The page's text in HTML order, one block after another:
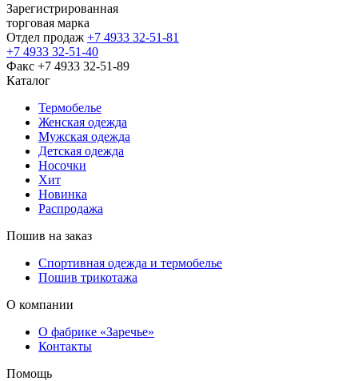
Зарегистрированная
торговая марка
Отдел продаж +7 4933 32-51-81
+7 4933 32-51-40
Факс +7 4933 32-51-89
Каталог
Термобелье
Женская одежда
Мужская одежда
Детская одежда
Носочки
Хит
Новинка
Распродажа
Пошив на заказ
Спортивная одежда и термобелье
Пошив трикотажа
О компании
О фабрике «Заречье»
Контакты
Помощь